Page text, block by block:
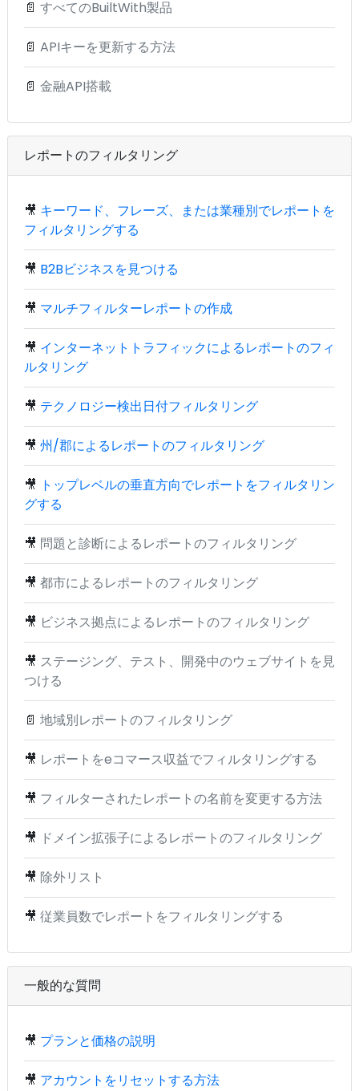
📄 すべてのBuiltWith製品
📄 APIキーを更新する方法
📄 金融API搭載
レポートのフィルタリング
🎥 キーワード、フレーズ、または業種別でレポートを
フィルタリングする
🎥 B2Bビジネスを見つける
🎥 マルチフィルターレポートの作成
🎥 インターネットトラフィックによるレポートのフィ
ルタリング
🎥 テクノロジー検出日付フィルタリング
🎥 州/郡によるレポートのフィルタリング
🎥 トップレベルの垂直方向でレポートをフィルタリン
グする
🎥 問題と診断によるレポートのフィルタリング
🎥 都市によるレポートのフィルタリング
🎥 ビジネス拠点によるレポートのフィルタリング
🎥 ステージング、テスト、開発中のウェブサイトを見
つける
📄 地域別レポートのフィルタリング
🎥 レポートをeコマース収益でフィルタリングする
🎥 フィルターされたレポートの名前を変更する方法
🎥 ドメイン拡張子によるレポートのフィルタリング
🎥 除外リスト
🎥 従業員数でレポートをフィルタリングする
一般的な質問
🎥 プランと価格の説明
🎥 アカウントをリセットする方法